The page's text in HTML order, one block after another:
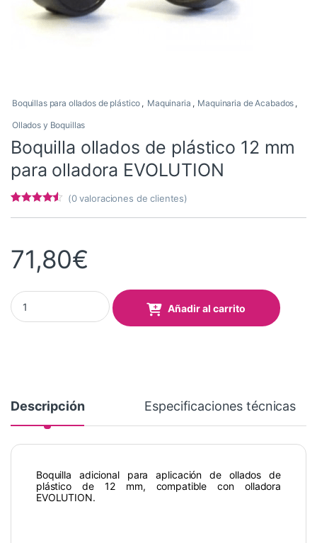
Boquillas para ollados de plástico , Maquinaria , Maquinaria de Acabados ,
Ollados y Boquillas
Boquilla ollados de plástico 12 mm
para olladora EVOLUTION
valoracione
s de
clientes
(0valoraciones de clientes)
71,80€
Boquilla ollados de plástico 12 mm para olladora EVOLUTION
Añadir al carrito
Descripción Especificaciones técnicas
Boquilla adicional para aplicación de ollados de
plástico de 12 mm, compatible con olladora
EVOLUTION.